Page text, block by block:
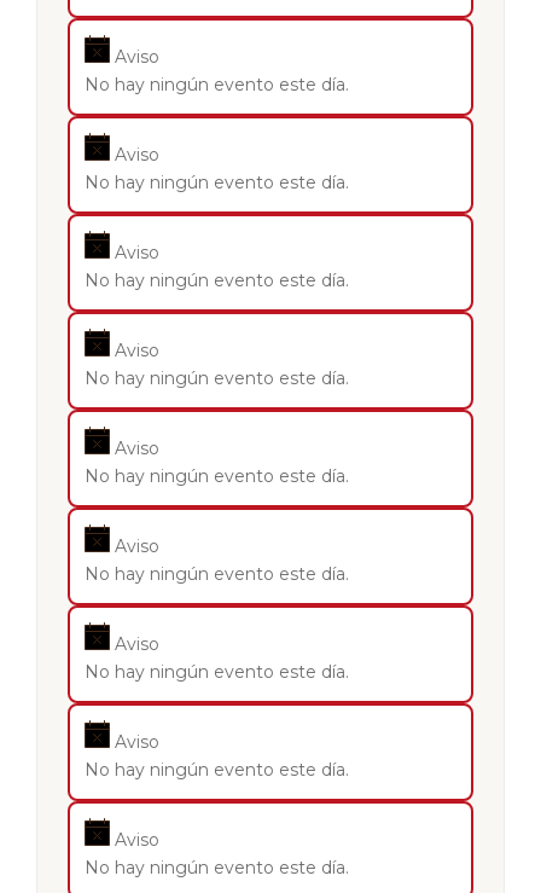
Aviso
No hay ningún evento este día.
Aviso
No hay ningún evento este día.
Aviso
No hay ningún evento este día.
Aviso
No hay ningún evento este día.
Aviso
No hay ningún evento este día.
Aviso
No hay ningún evento este día.
Aviso
No hay ningún evento este día.
Aviso
No hay ningún evento este día.
Aviso
No hay ningún evento este día.